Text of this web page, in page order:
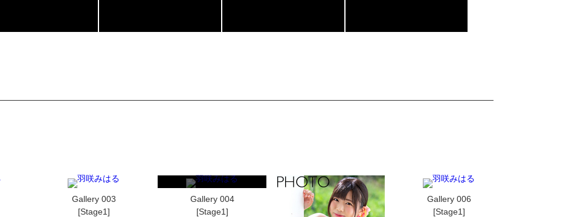
Gallery 003
[Stage1]
Gallery 004
[Stage1]
Gallery 006
[Stage1]